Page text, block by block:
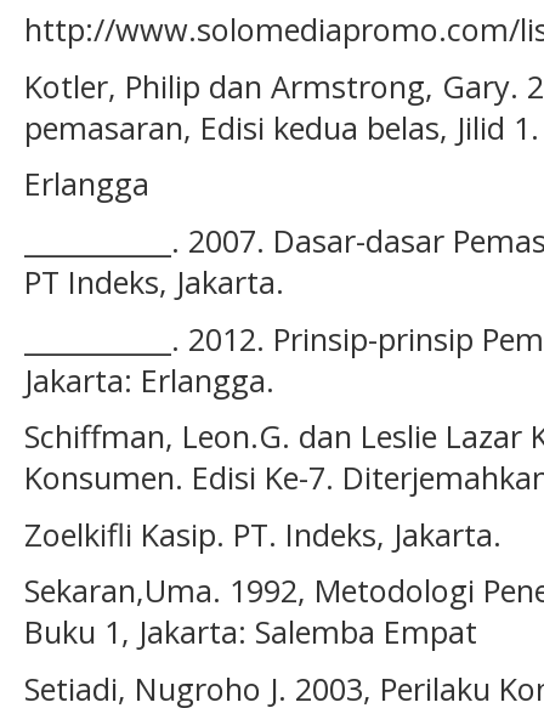
http://www.solomediapromo.com/
Kotler, Philip dan Armstrong, Gary.
pemasaran, Edisi kedua belas, Jilid
Erlangga
___________. 2007. Dasar-dasar
PT Indeks, Jakarta.
___________. 2012. Prinsip-prinsip
Jakarta: Erlangga.
Schiffman, Leon.G. dan Leslie Lazar
Konsumen. Edisi Ke-7.
Zoelkifli Kasip. PT. Indeks, Jakarta.
Sekaran,Uma. 1992, Metodologi
Buku 1, Jakarta: Salemba Empat
Setiadi, Nugroho J. 2003, Perilaku